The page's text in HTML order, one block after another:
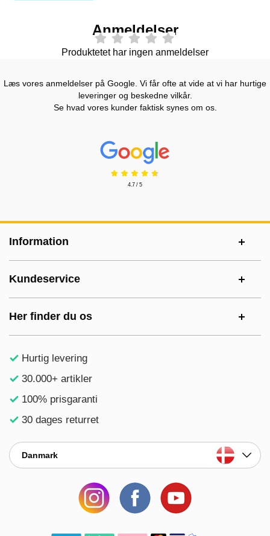
Anmeldelser
Produktetet har ingen anmeldelser
Læs vores anmeldelser på Google. Vi får ofte at vide at vi har hurtige
leveringer og beskedne vilkår.
Se hvad vores kunder faktisk synes om os.
Prisjakt Anmeldelser: 4.7 Stjerne
4.7 / 5
Information
Kundeservice
Her finder du os
Hurtig levering
30.000+ artikler
100% prisgaranti
30 dages returret
Danmark